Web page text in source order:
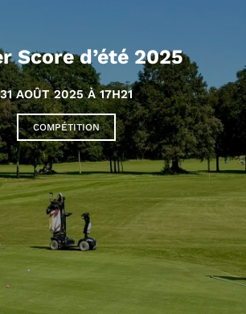
Score d’été 2025
31 AOÛT 2025 À 17H21
COMPÉTITION